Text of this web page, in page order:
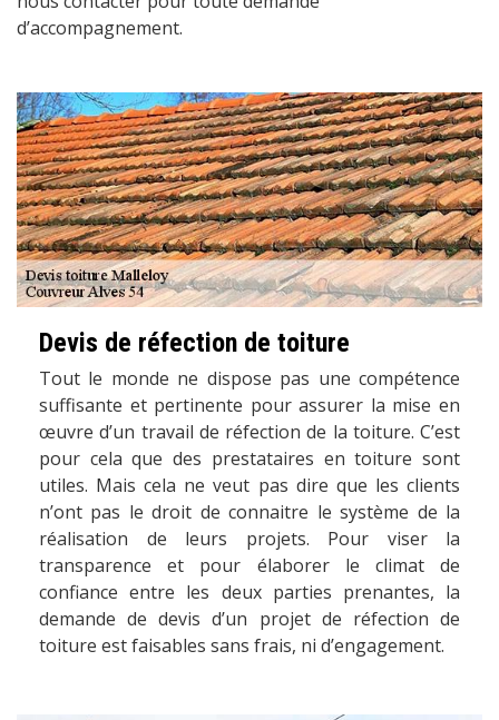
d’accompagnement.
Devis de réfection de toiture
Tout le monde ne dispose pas une compétence
suffisante et pertinente pour assurer la mise en
œuvre d’un travail de réfection de la toiture. C’est
pour cela que des prestataires en toiture sont
utiles. Mais cela ne veut pas dire que les clients
n’ont pas le droit de connaitre le système de la
réalisation de leurs projets. Pour viser la
transparence et pour élaborer le climat de
confiance entre les deux parties prenantes, la
demande de devis d’un projet de réfection de
toiture est faisables sans frais, ni d’engagement.